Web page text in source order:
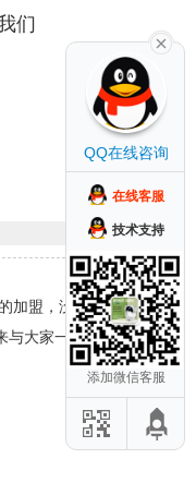
们
加盟，没有
与大家一起了
QQ在线咨询
在线客服
技术支持
添加微信客服